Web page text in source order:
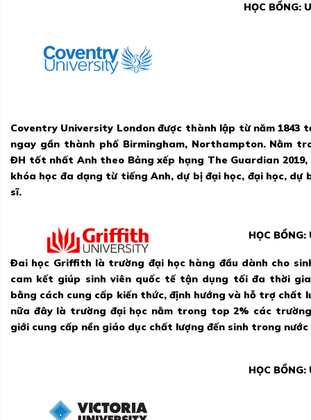
HỌC BỔNG:
Coventry University London được thành lập từ năm 1843
ngay gần thành phố Birmingham, Northampton. Nằm
ĐH tốt nhất Anh theo Bảng xếp hạng The Guardian
khóa học đa dạng từ tiếng Anh, dự bị đại học, đại học, dự
sĩ.
HỌC
Đai học Griffith là trường đại học hàng đầu dành cho
cam kết giúp sinh viên quốc tế tận dụng tối đa thời
bằng cách cung cấp kiến thức, định hướng và hỗ trợ chất
nữa đây là trường đại học nằm trong top 2% các
giới cung cấp nền giáo dục chất lượng đến sinh trong
HỌC